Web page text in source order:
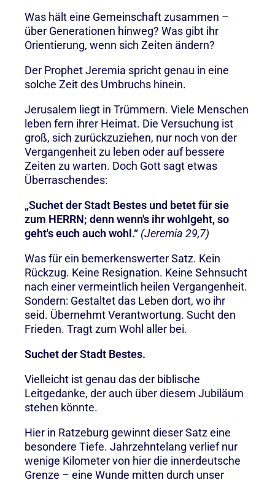
Was hält eine Gemeinschaft zusammen –
über Generationen hinweg? Was gibt ihr
Orientierung, wenn sich Zeiten ändern?
Der Prophet Jeremia spricht genau in eine
solche Zeit des Umbruchs hinein.
Jerusalem liegt in Trümmern. Viele Menschen
leben fern ihrer Heimat. Die Versuchung ist
groß, sich zurückzuziehen, nur noch von der
Vergangenheit zu leben oder auf bessere
Zeiten zu warten. Doch Gott sagt etwas
Überraschendes:
„Suchet der Stadt Bestes und betet für sie
zum HERRN; denn wenn's ihr wohlgeht, so
geht's euch auch wohl.“ (Jeremia 29,7)
Was für ein bemerkenswerter Satz. Kein
Rückzug. Keine Resignation. Keine Sehnsucht
nach einer vermeintlich heilen Vergangenheit.
Sondern: Gestaltet das Leben dort, wo ihr
seid. Übernehmt Verantwortung. Sucht den
Frieden. Tragt zum Wohl aller bei.
Suchet der Stadt Bestes.
Vielleicht ist genau das der biblische
Leitgedanke, der auch über diesem Jubiläum
stehen könnte.
Hier in Ratzeburg gewinnt dieser Satz eine
besondere Tiefe. Jahrzehntelang verlief nur
wenige Kilometer von hier die innerdeutsche
Grenze – eine Wunde mitten durch unser